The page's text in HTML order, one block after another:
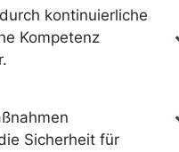
kontinuierliche
Kompetenz
Sicherheit für